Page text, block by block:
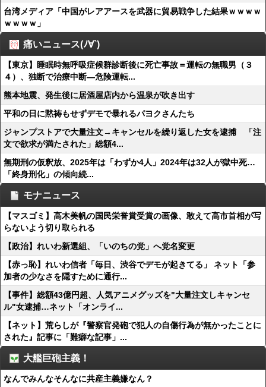
台湾メディア「中国がレアアースを武器に貿易戦争した結果ｗｗｗｗ
ｗｗｗｗ」
痛いニュース(ﾉ∀`)
【東京】睡眠時無呼吸症候群診断後に死亡事故＝運転の無職男（３
４）、独断で治療中断―危険運転...
熊本地震、発生後に居酒屋店内から温泉が吹き出す
平和の日に黙祷もせずデモで暴れるパヨクさんたち
ジャンプストアで大量注文→キャンセルを繰り返した女を逮捕 「注
文で欲求が満たされた」総額4...
無期刑の仮釈放、2025年は「わずか4人」2024年は32人が獄中死…
「終身刑化」の傾向続...
モナニュース
【マスゴミ】高木美帆の国民栄誉賞受賞の画像、敢えて高市首相が写
らないよう切り取られる
【政治】れいわ新選組、「いのちの党」へ党名変更
【赤っ恥】れいわ信者「毎日、渋谷でデモが起きてる」 ネット「参
加者の少なさを隠すために通行...
【事件】総額43億円超、人気アニメグッズを"大量注文しキャンセ
ル"女逮捕…ネット「オンライ...
【ネット】荒らしが『警察官発砲で犯人の自傷行為が無かったことに
された』記事に「難癖な記事」...
大艦巨砲主義！
なんでみんなそんなに共産主義嫌なん？